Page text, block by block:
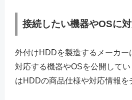
接続したい機器やOSに
外付けHDDを製造するメーカー
対応する機器やOSを公開して
はHDDの商品仕様や対応情報を